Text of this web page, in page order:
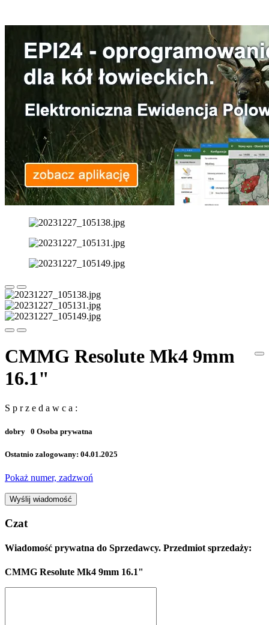
CMMG Resolute Mk4 9mm
16.1"
S p r z e d a w c a :
dobry 0 Osoba prywatna
Ostatnio zalogowany: 04.01.2025
Pokaż numer, zadzwoń
Wyślij wiadomość
Czat
Wiadomość prywatna do Sprzedawcy. Przedmiot sprzedaży:
CMMG Resolute Mk4 9mm 16.1"